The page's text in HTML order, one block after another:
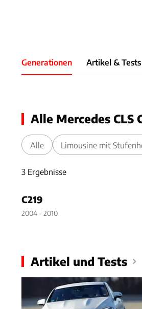
Generationen Artikel & Tests
Alle Mercedes CLS
Alle Limousine mit
3 Ergebnisse
C219
2004 - 2010
Artikel und Tests